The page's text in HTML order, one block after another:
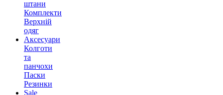
штани
Комплекти
Верхній
одяг
Аксесуари
Колготи
та
панчохи
Паски
Резинки
Sale